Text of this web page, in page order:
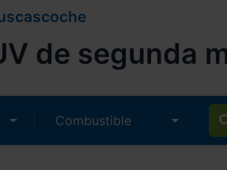
de todos los trámites.
coche. Pago inmediato.
de segunda